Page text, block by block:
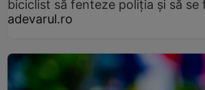
biciclist să fenteze poliția și să se
adevarul.ro